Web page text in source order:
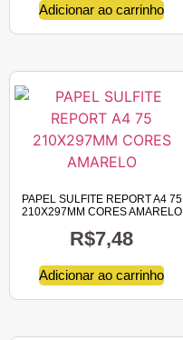
Adicionar ao carrinho
PAPEL SULFITE REPORT A4 75
210X297MM CORES AMARELO
R$7,48
Adicionar ao carrinho